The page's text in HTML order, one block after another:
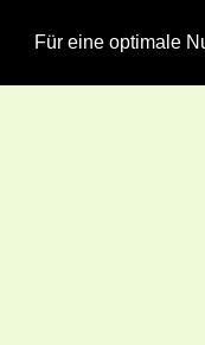
Für eine optimale